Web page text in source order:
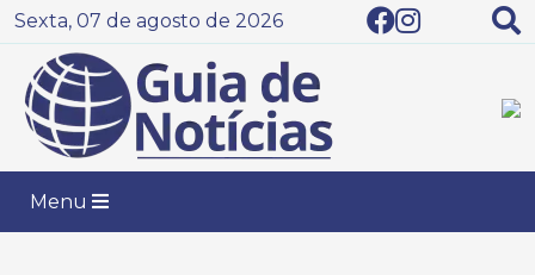
Sexta, 07 de agosto de 2026
Menu